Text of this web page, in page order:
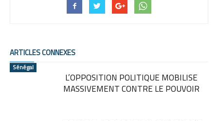
ARTICLES CONNEXES
Sénégal
L’OPPOSITION POLITIQUE MOBILISE
MASSIVEMENT CONTRE LE POUVOIR